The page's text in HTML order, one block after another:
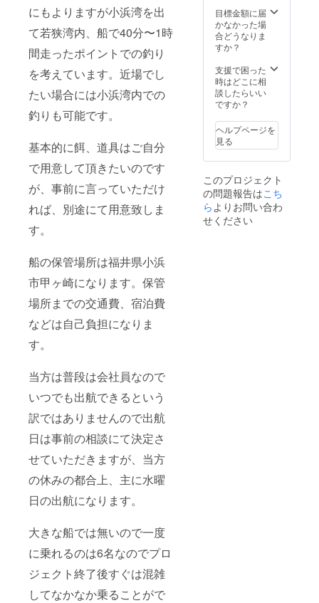
にもよりますが小浜湾を出
て若狭湾内、船で40分〜1時
間走ったポイントでの釣り
を考えています。近場でし
たい場合には小浜湾内での
釣りも可能です。
基本的に餌、道具はご自分
で用意して頂きたいのです
が、事前に言っていただけ
れば、別途にて用意致しま
す。
船の保管場所は福井県小浜
市甲ヶ崎になります。保管
場所までの交通費、宿泊費
などは自己負担になりま
す。
当方は普段は会社員なので
いつでも出航できるという
訳ではありませんので出航
日は事前の相談にて決定さ
せていただきますが、当方
の休みの都合上、主に水曜
日の出航になります。
大きな船では無いので一度
に乗れるのは6名なのでプロ
ジェクト終了後すぐは混雑
してなかなか乗ることがで
する場
合があ
ります
目標金額に届
かなかった場
合どうなりま
すか？
支援で困った
時はどこに相
談したらいい
ですか？
ヘルプページを
見る
このプロジェクト
の問題報告はこち
らよりお問い合わ
せください